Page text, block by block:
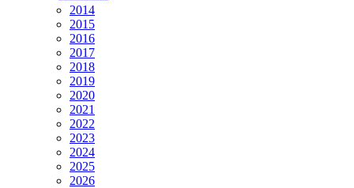
2014
2015
2016
2017
2018
2019
2020
2021
2022
2023
2024
2025
2026